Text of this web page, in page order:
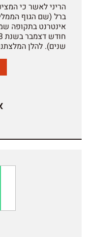
הריני לאשר כי
המכללה. הליווי
הוספת תכנים,
והנדרשות במהלך